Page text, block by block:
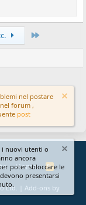
Home
R
S
Ltd.
Add-ons by
nel postare
forum ,
post
i nuovi utenti o
ancora
poter sbloccare le
presentarsi